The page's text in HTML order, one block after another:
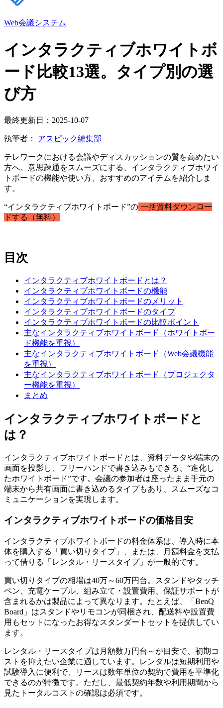
Web会議システム
インタラクティブホワイトボ
ード比較13選。タイプ別の選
び方
最終更新日：2025-10-07
執筆者： アスピック編集部
テレワークにおける会議やディスカッションの質を高めたい
方へ。意思疎通をスムーズにする、インタラクティブホワイ
トボードの機能や使い方、おすすめのアイテムを紹介しま
す。
“インタラクティブホワイトボード”の 一括資料ダウンロー
ドする（無料）
目次
インタラクティブホワイトボードとは？
インタラクティブホワイトボードの機能
インタラクティブホワイトボードのメリット
インタラクティブホワイトボードのタイプ
インタラクティブホワイトボードの比較ポイント
主なインタラクティブホワイトボード（ホワイトボー
ド機能を重視）
主なインタラクティブホワイトボード（Web会議機能
を重視）
主なインタラクティブホワイトボード（プロジェクタ
ー機能を重視）
まとめ
インタラクティブホワイトボードと
は？
インタラクティブホワイトボードとは、資料データや端末の
画面を投影し、フリーハンドで書き込みもできる、“進化し
たホワイトボード”です。会議の参加者は座ったまま手元の
端末から共有画面に書き込めるタイプもあり、スムーズなコ
ミュニケーションを実現します。
インタラクティブホワイトボードの価格目安
インタラクティブホワイトボードの料金体系は、導入時に本
体を購入する「買い切りタイプ」、または、月額料金を支払
って借りる「レンタル・リースタイプ」が一般的です。
買い切りタイプの相場は40万～60万円台。スタンドやタッチ
ペン、充電ケーブル、組み立て・設置費用、保証サポートが
含まれるかは製品によって異なります。たとえば、「BenQ
Board」はスタンドやリモコンが同梱され、配送料や設置費
用もセットになったお得なスタンダートセットを提供してい
ます。
レンタル・リースタイプは月額数万円台～が目安で、初期コ
ストを抑えたい企業に適しています。レンタルは短期利用や
試験導入に便利で、リースは数年単位の契約で費用を平準化
できるのが特徴です。ただし、最低契約年数や利用期間から
見たトータルコストの確認は必須です。